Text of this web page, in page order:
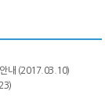
내 (2017.03.10)